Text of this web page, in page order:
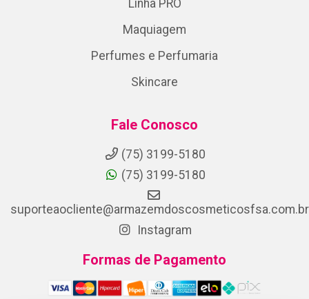
Linha PRO
Maquiagem
Perfumes e Perfumaria
Skincare
Fale Conosco
(75) 3199-5180
(75) 3199-5180
suporteaocliente@armazemdoscosmeticosfsa.com.br
Instagram
Formas de Pagamento